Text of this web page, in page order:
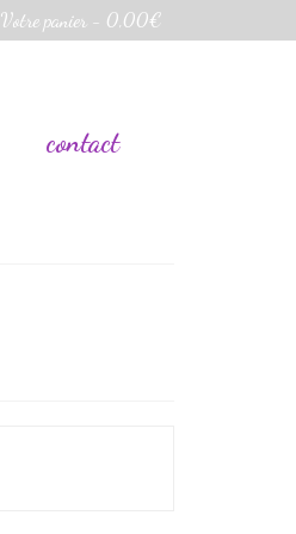
Votre panier - 0,00€
contact